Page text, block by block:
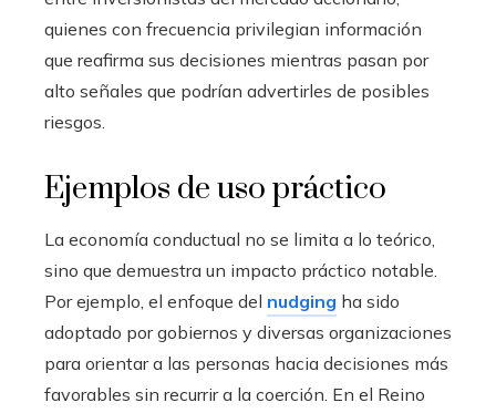
quienes con frecuencia privilegian información
que reafirma sus decisiones mientras pasan por
alto señales que podrían advertirles de posibles
riesgos.
Ejemplos de uso práctico
La economía conductual no se limita a lo teórico,
sino que demuestra un impacto práctico notable.
Por ejemplo, el enfoque del nudging ha sido
adoptado por gobiernos y diversas organizaciones
para orientar a las personas hacia decisiones más
favorables sin recurrir a la coerción. En el Reino